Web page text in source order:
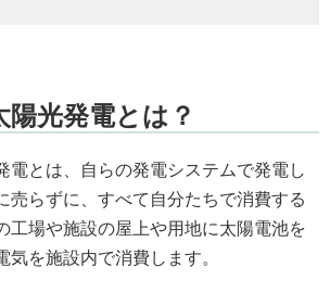
陽光発電とは？
電とは、自らの発電システムで発電し
売らずに、すべて自分たちで消費する
工場や施設の屋上や用地に太陽電池を
気を施設内で消費します。